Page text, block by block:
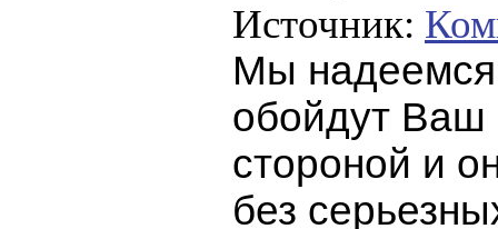
Источник:
Мы
обойдут Ваш
стороной и
без